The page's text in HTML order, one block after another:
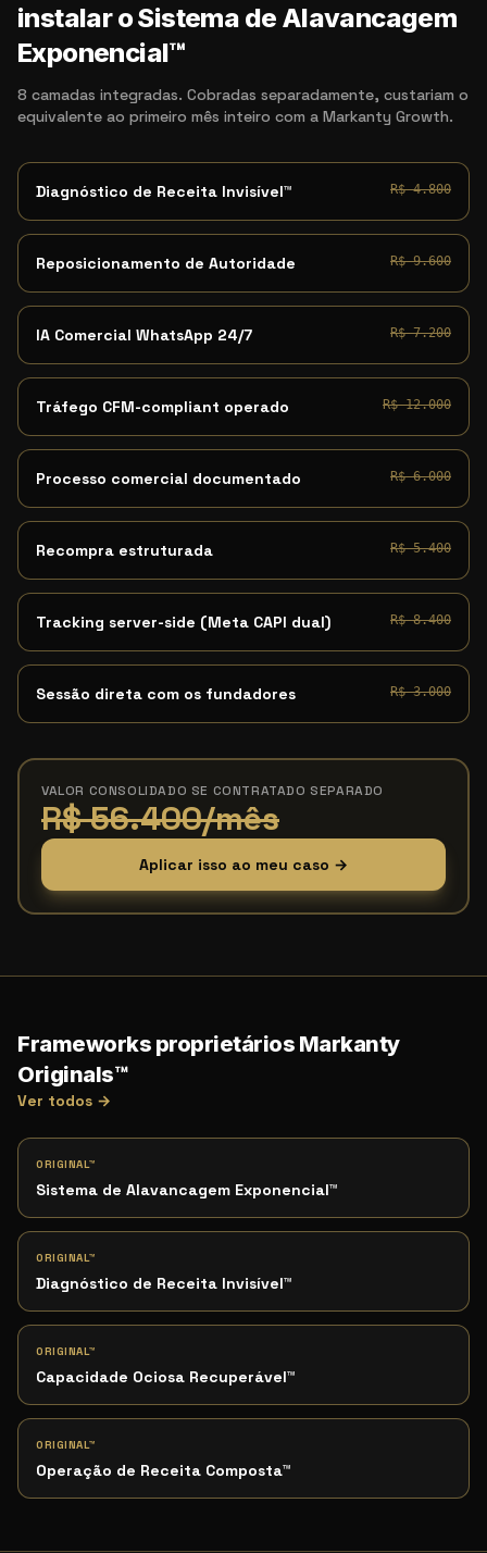
instalar o Sistema de Alavancagem
Exponencial™
8 camadas integradas. Cobradas separadamente, custariam o
equivalente ao primeiro mês inteiro com a Markanty Growth.
Diagnóstico de Receita Invisível™ R$ 4.800
Reposicionamento de Autoridade R$ 9.600
IA Comercial WhatsApp 24/7 R$ 7.200
Tráfego CFM-compliant operado R$ 12.000
Processo comercial documentado R$ 6.000
Recompra estruturada R$ 5.400
Tracking server-side (Meta CAPI dual) R$ 8.400
Sessão direta com os fundadores R$ 3.000
VALOR CONSOLIDADO SE CONTRATADO SEPARADO
R$ 56.400/mês
Aplicar isso ao meu caso →
Frameworks proprietários Markanty
Originals™
Ver todos →
ORIGINAL™
Sistema de Alavancagem Exponencial™
ORIGINAL™
Diagnóstico de Receita Invisível™
ORIGINAL™
Capacidade Ociosa Recuperável™
ORIGINAL™
Operação de Receita Composta™